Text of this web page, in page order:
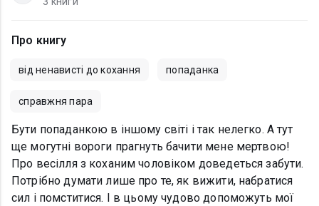
Про книгу
від ненависті до кохання попаданка
справжня пара
Бути попаданкою в іншому світі і так нелегко. А тут
ще могутні вороги прагнуть бачити мене мертвою!
Про весілля з коханим чоловіком доведеться забути.
Потрібно думати лише про те, як вижити, набратися
сил і помститися. І в цьому чудово допоможуть мої